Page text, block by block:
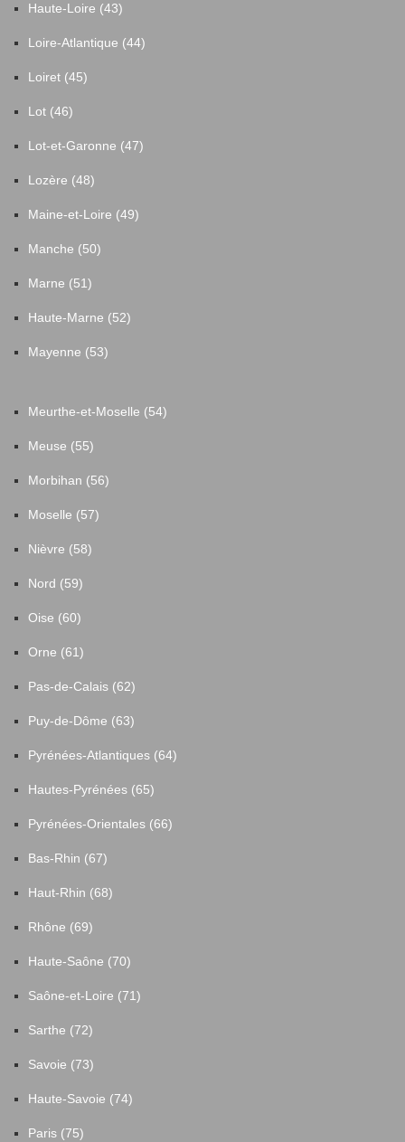
Haute-Loire (43)
Loire-Atlantique (44)
Loiret (45)
Lot (46)
Lot-et-Garonne (47)
Lozère (48)
Maine-et-Loire (49)
Manche (50)
Marne (51)
Haute-Marne (52)
Mayenne (53)
Meurthe-et-Moselle (54)
Meuse (55)
Morbihan (56)
Moselle (57)
Nièvre (58)
Nord (59)
Oise (60)
Orne (61)
Pas-de-Calais (62)
Puy-de-Dôme (63)
Pyrénées-Atlantiques (64)
Hautes-Pyrénées (65)
Pyrénées-Orientales (66)
Bas-Rhin (67)
Haut-Rhin (68)
Rhône (69)
Haute-Saône (70)
Saône-et-Loire (71)
Sarthe (72)
Savoie (73)
Haute-Savoie (74)
Paris (75)